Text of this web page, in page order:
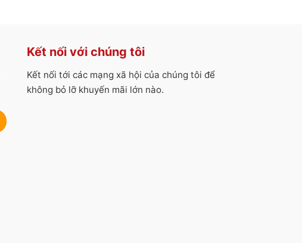
Kết nối với chúng tôi
Kết nối tới các mạng xã hội của chúng tôi để
không bỏ lỡ khuyến mãi lớn nào.